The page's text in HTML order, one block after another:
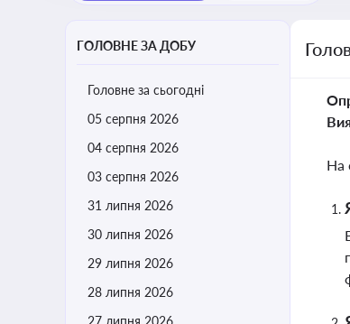
ГОЛОВНЕ ЗА ДОБУ
Головне за сьогодні
05 серпня 2026
04 серпня 2026
03 серпня 2026
31 липня 2026
30 липня 2026
29 липня 2026
28 липня 2026
27 липня 2026
На